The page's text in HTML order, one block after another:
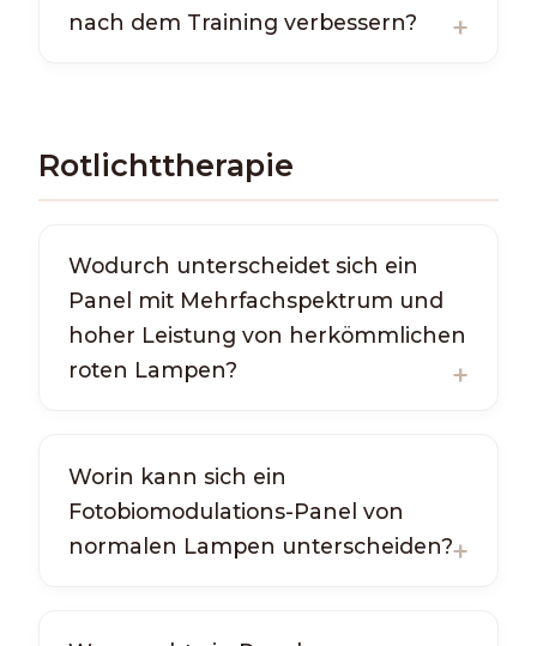
nach dem Training verbessern?
Rotlichttherapie
Wodurch unterscheidet sich ein
Panel mit Mehrfachspektrum und
hoher Leistung von herkömmlichen
roten Lampen?
Worin kann sich ein
Fotobiomodulations-Panel von
normalen Lampen unterscheiden?